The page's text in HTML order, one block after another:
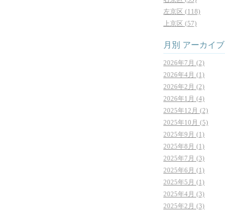
左京区 (118)
上京区 (57)
月別 アーカイブ
2026年7月 (2)
2026年4月 (1)
2026年2月 (2)
2026年1月 (4)
2025年12月 (2)
2025年10月 (5)
2025年9月 (1)
2025年8月 (1)
2025年7月 (3)
2025年6月 (1)
2025年5月 (1)
2025年4月 (3)
2025年2月 (3)